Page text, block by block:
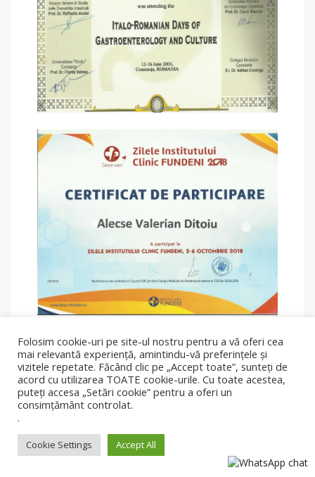
Folosim cookie-uri pe site-ul nostru pentru a vă oferi cea
mai relevantă experiență, amintindu-vă preferințele și
vizitele repetate. Făcând clic pe „Accept toate”, sunteți de
acord cu utilizarea TOATE cookie-urile. Cu toate acestea,
puteți accesa „Setări cookie” pentru a oferi un
consimțământ controlat.
.
Cookie Settings Accept All